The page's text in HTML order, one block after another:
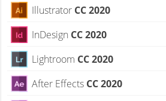
Illustrator CC 2020
InDesign CC 2020
Lightroom CC 2020
After Effects CC 2020